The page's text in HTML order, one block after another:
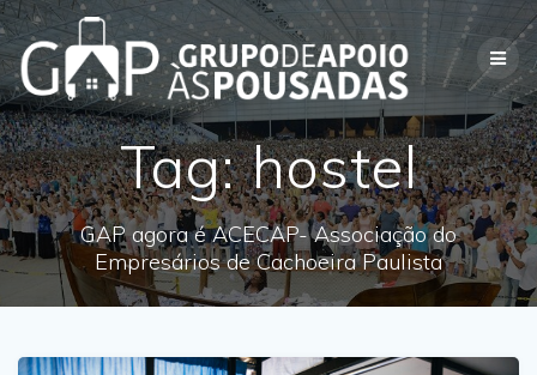
Skip
content
Tag:hostel
GAP agora é ACECAP- Associação do
Empresários de Cachoeira Paulista